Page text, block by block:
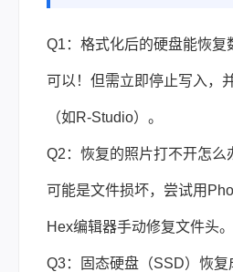
Q1：格式化后的硬盘能恢复
可以！但需立即停止写入，
（如R-Studio）。
Q2：恢复的照片打不开怎么
可能是文件损坏，尝试用
Hex编辑器手动修复文件头。
Q3：固态硬盘（SSD）恢复